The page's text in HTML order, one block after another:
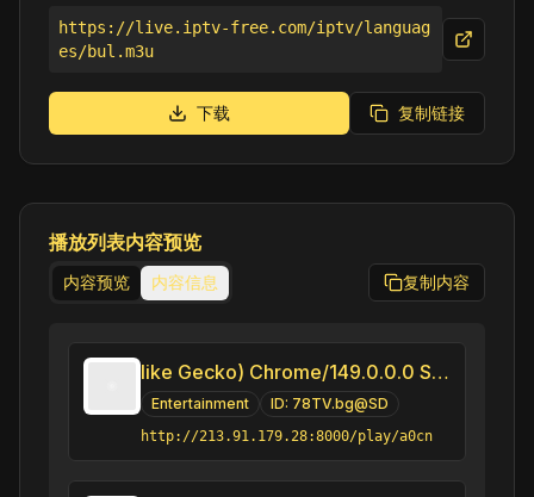
https://live.iptv-free.com/iptv/languag
es/bul.m3u
下载 复制链接
播放列表内容预览
内容预览 内容信息 复制内容
like Gecko) Chrome/149.0.0.0 Safari/537.3" group-title="Entertainment",7/8 TV
Entertainment ID: 78TV.bg@SD
http://213.91.179.28:8000/play/a0cn